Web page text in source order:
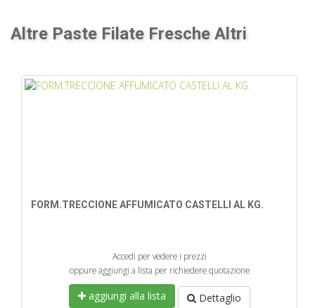
Altre Paste Filate Fresche Altri
FORM.TRECCIONE AFFUMICATO CASTELLI AL KG.
Accedi per vedere i prezzi
oppure aggiungi a lista per richiedere quotazione
aggiungi alla lista Dettaglio